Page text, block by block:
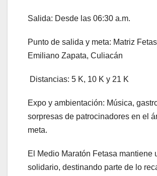
Salida: Desde las 06:30 a.m.
Punto de salida y meta: Matriz
Emiliano Zapata, Culiacán
Distancias: 5 K, 10 K y 21 K
Expo y ambientación: Música,
sorpresas de patrocinadores en el
meta.
El Medio Maratón Fetasa mantiene
solidario, destinando parte de lo